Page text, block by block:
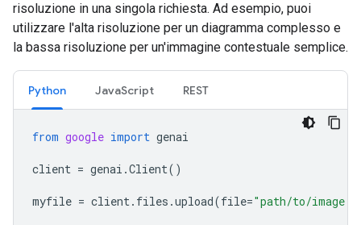
risoluzione in una singola richiesta. Ad esempio, puoi
utilizzare l'alta risoluzione per un diagramma complesso e
la bassa risoluzione per un'immagine contestuale semplice.
Python JavaScript REST
from google import genai
client = genai .Client()
myfile = client. files .upload(file="path/to/